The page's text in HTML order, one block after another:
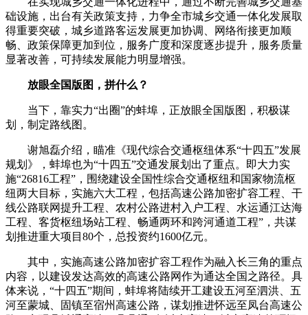
础设施，出台有关政策支持，力争全市城乡交通一体化发展取
得重要突破，城乡道路客运发展更加协调、网络衔接更加顺
畅、政策保障更加到位，服务广度和深度逐步提升，服务质量
显著改善，可持续发展能力明显增强。
放眼全国版图，拼什么？
当下，靠实力“出圈”的蚌埠，正放眼全国版图，积极谋
划，制定路线图。
谢旭磊介绍，瞄准《现代综合交通枢纽体系“十四五”发展
规划》，蚌埠也为“十四五”交通发展划出了重点。即大力实
施“26816工程”，围绕建设全国性综合交通枢纽和国家物流枢
纽两大目标，实施六大工程，包括高速公路加密扩容工程、干
线公路联网提升工程、农村公路进村入户工程、水运通江达海
工程、客货枢纽场站工程、畅通两环和跨河通道工程”，共谋
划推进重大项目80个，总投资约1600亿元。
其中，实施高速公路加密扩容工程作为融入长三角的重点
内容，以建设发达高效的高速公路网作为通达全国之路径。具
体来说，“十四五”期间，蚌埠将陆续开工建设五河至泗洪、五
河至蒙城、固镇至宿州高速公路，谋划推进怀远至凤台高速公